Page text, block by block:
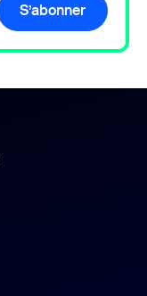
S’abonner